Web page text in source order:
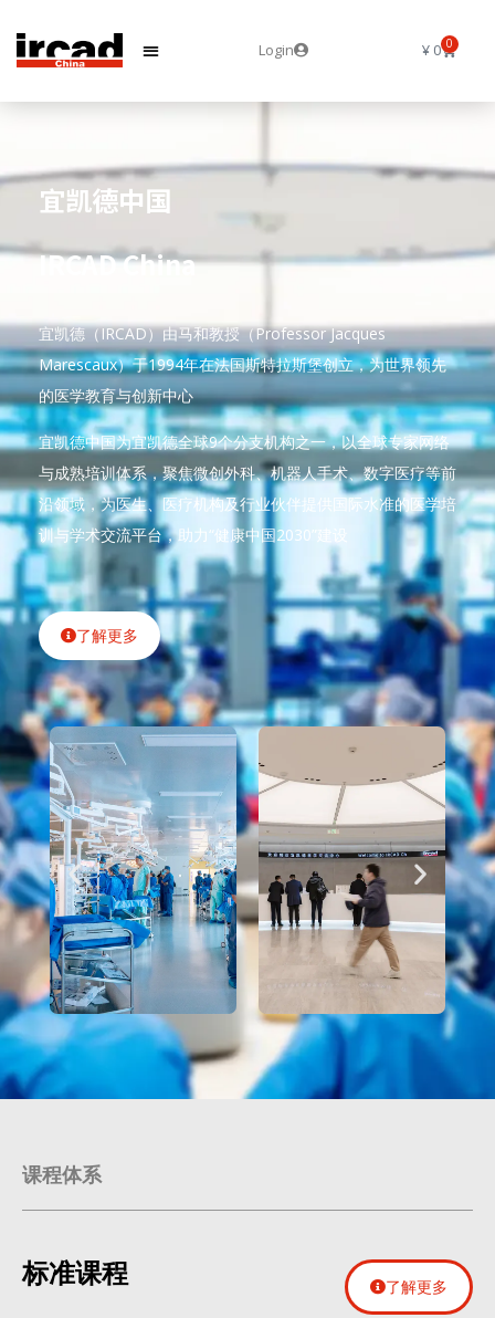
Login ¥0 0
宜凯德中国
IRCAD China
宜凯德（IRCAD）由马和教授（Professor Jacques
Marescaux）于1994年在法国斯特拉斯堡创立，为世界领先
的医学教育与创新中心
宜凯德中国为宜凯德全球9个分支机构之一，以全球专家网络
与成熟培训体系，聚焦微创外科、机器人手术、数字医疗等前
沿领域，为医生、医疗机构及行业伙伴提供国际水准的医学培
训与学术交流平台，助力“健康中国2030”建设
了解更多
课程体系
标准课程 了解更多